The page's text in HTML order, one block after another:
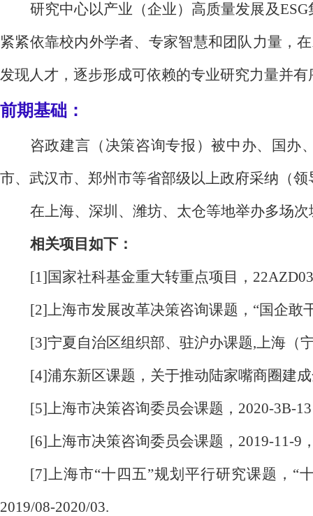
研究中心以产业（企业）高质量发展及
紧紧依靠校内外学者、专家智慧和团队力量，
发现人才，逐步形成可依赖的专业研究力量并有
前期基础：
咨政建言（决策咨询专报）被中办、国办
市、武汉市、郑州市等省部级以上政府采纳（
在上海、深圳、潍坊、太仓等地举办多场
相关项目如下：
[1]国家社科基金重大转重点项目，
[2]上海市发展改革决策咨询课题，“国企敢
[3]宁夏自治区组织部、驻沪办课题,上海（
[4]浦东新区课题，关于推动陆家嘴商圈建
[5]上海市决策咨询委员会课题，2020-3B-
[6]上海市决策咨询委员会课题，2019-11-9
[7]上海市“十四五”规划平行研究课题，“
2019/08-2020/03.